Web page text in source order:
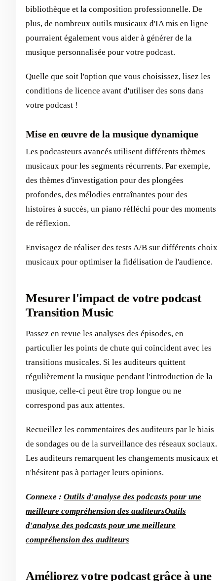
bibliothèque et la composition professionnelle. De
plus, de nombreux outils musicaux d'IA mis en ligne
pourraient également vous aider à générer de la
musique personnalisée pour votre podcast.
Quelle que soit l'option que vous choisissez, lisez les
conditions de licence avant d'utiliser des sons dans
votre podcast !
Mise en œuvre de la musique dynamique
Les podcasteurs avancés utilisent différents thèmes
musicaux pour les segments récurrents. Par exemple,
des thèmes d'investigation pour des plongées
profondes, des mélodies entraînantes pour des
histoires à succès, un piano réfléchi pour des moments
de réflexion.
Envisagez de réaliser des tests A/B sur différents choix
musicaux pour optimiser la fidélisation de l'audience.
Mesurer l'impact de votre podcast
Transition Music
Passez en revue les analyses des épisodes, en
particulier les points de chute qui coïncident avec les
transitions musicales. Si les auditeurs quittent
régulièrement la musique pendant l'introduction de la
musique, celle-ci peut être trop longue ou ne
correspond pas aux attentes.
Recueillez les commentaires des auditeurs par le biais
de sondages ou de la surveillance des réseaux sociaux.
Les auditeurs remarquent les changements musicaux et
n'hésitent pas à partager leurs opinions.
Connexe : Outils d'analyse des podcasts pour une
meilleure compréhension des auditeursOutils
d'analyse des podcasts pour une meilleure
compréhension des auditeurs
Améliorez votre podcast grâce à une